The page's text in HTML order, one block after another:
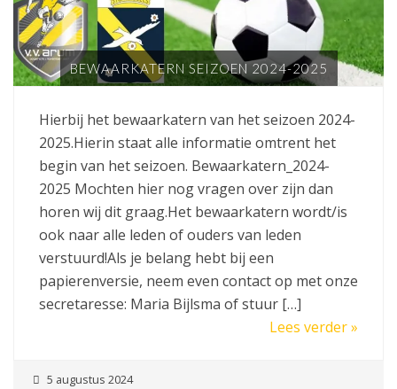
BEWAARKATERN SEIZOEN 2024-2025
Hierbij het bewaarkatern van het seizoen 2024-
2025.Hierin staat alle informatie omtrent het
begin van het seizoen. Bewaarkatern_2024-
2025 Mochten hier nog vragen over zijn dan
horen wij dit graag.Het bewaarkatern wordt/is
ook naar alle leden of ouders van leden
verstuurd!Als je belang hebt bij een
papierenversie, neem even contact op met onze
secretaresse: Maria Bijlsma of stuur […]
Lees verder »
5 augustus 2024